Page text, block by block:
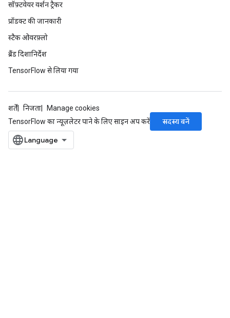
सॉफ़्टवेयर वर्शन ट्रैकर
प्रॉडक्ट की जानकारी
स्टैक ओवरफ़्लो
ब्रैंड दिशानिर्देश
TensorFlow से लिया गया
शर्तें निजता
Manage cookies
TensorFlow का न्यूज़लेटर पाने के लिए साइन अप करें
सदस्य बनें